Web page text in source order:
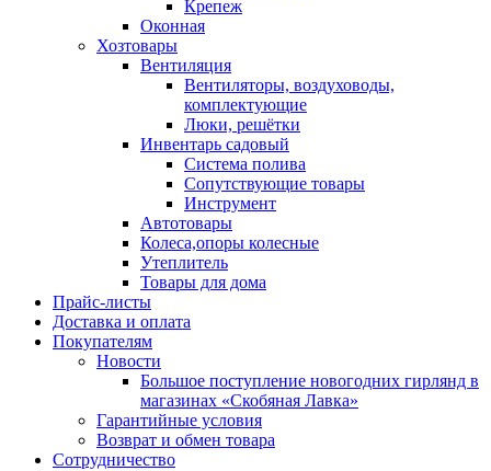
Крепеж
Оконная
Хозтовары
Вентиляция
Вентиляторы, воздуховоды,
комплектующие
Люки, решётки
Инвентарь садовый
Система полива
Сопутствующие товары
Инструмент
Автотовары
Колеса,опоры колесные
Утеплитель
Товары для дома
Прайс-листы
Доставка и оплата
Покупателям
Новости
Большое поступление новогодних гирлянд в
магазинах «Скобяная Лавка»
Гарантийные условия
Возврат и обмен товара
Сотрудничество